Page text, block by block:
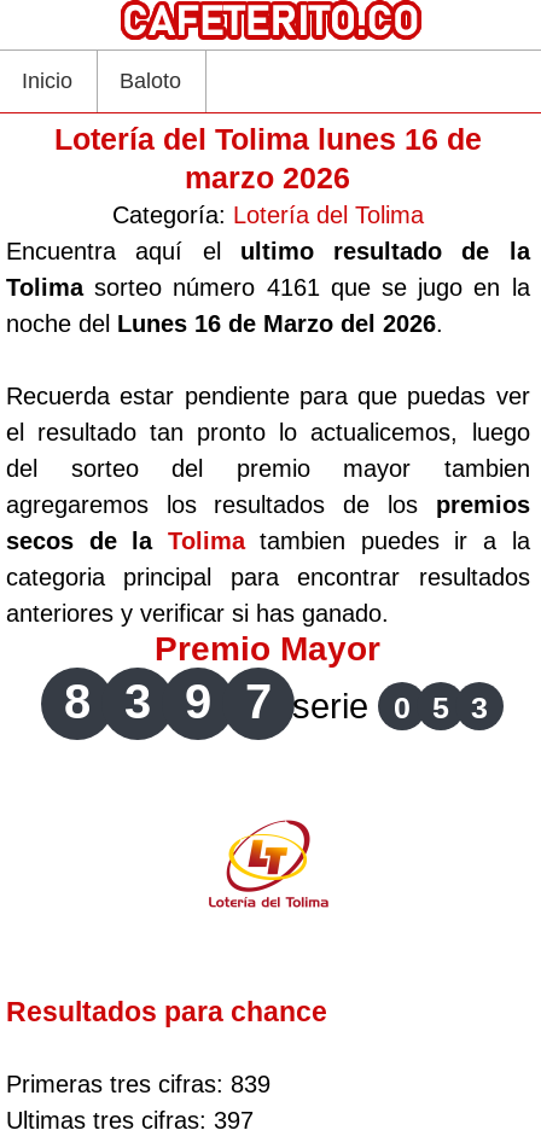
Inicio Baloto
Lotería del Tolima lunes 16 de
marzo 2026
Categoría: Lotería del Tolima
Encuentra aquí el ultimo resultado de la
Tolimasorteo número 4161 que se jugo en la
noche del Lunes 16 de Marzo del 2026.
Recuerda estar pendiente para que puedas ver
el resultado tan pronto lo actualicemos, luego
del sorteo del premio mayor tambien
agregaremos los resultados de los premios
secos de la Tolimatambien puedes ir a la
categoria principal para encontrar resultados
anteriores y verificar si has ganado.
Premio Mayor
8 3 9 7 serie 0 5 3
Resultados para chance
Primeras tres cifras: 839
Ultimas tres cifras: 397